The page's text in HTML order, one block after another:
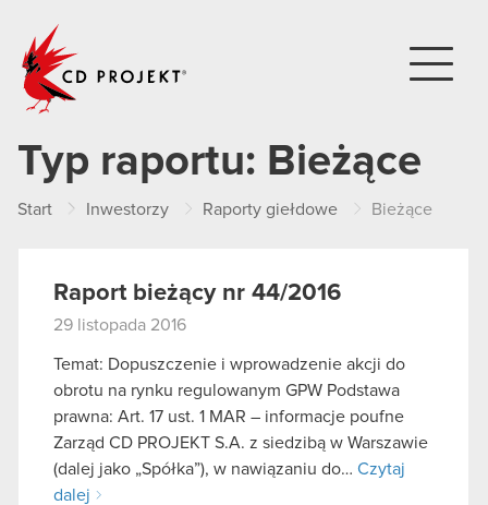
Typ raportu: Bieżące
Start Inwestorzy Raporty giełdowe Bieżące
Raport bieżący nr 44/2016
29 listopada 2016
Temat: Dopuszczenie i wprowadzenie akcji do
obrotu na rynku regulowanym GPW Podstawa
prawna: Art. 17 ust. 1 MAR – informacje poufne
Zarząd CD PROJEKT S.A. z siedzibą w Warszawie
(dalej jako „Spółka”), w nawiązaniu do… Czytaj
dalej